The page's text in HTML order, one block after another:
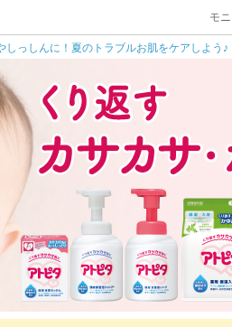
モ
しっしんに！夏のトラブルお肌をケアしよ